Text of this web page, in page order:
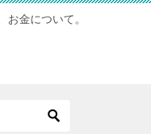
金について。